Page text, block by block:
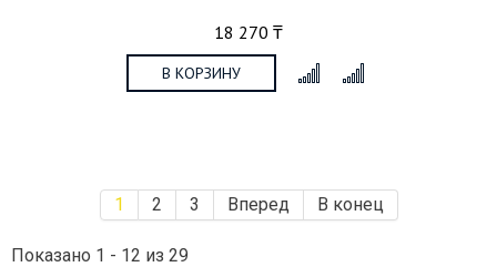
18 270 ₸
В КОРЗИНУ
1 2 3 Вперед В конец
Показано 1 - 12 из 29